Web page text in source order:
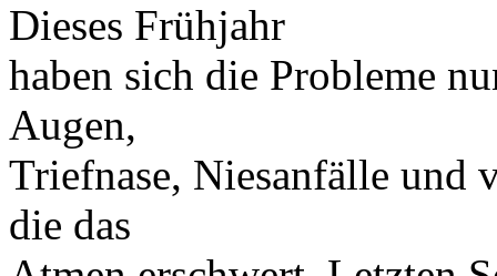
Dieses Frühjahr
haben sich die Probleme
Augen,
Triefnase, Niesanfälle und
die das